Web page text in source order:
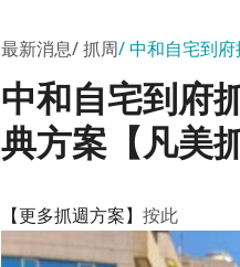
最新消息 抓周 中和自宅到
中和自宅到府
典方案【凡美
【更多抓週方案】 按此